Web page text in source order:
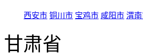
西安市 铜川市 宝鸡市 咸阳市 渭
甘肃省